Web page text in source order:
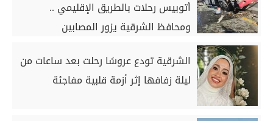
أتوبيس رحلات بالطريق الإقليمي ..
ومحافظ الشرقية يزور المصابين
الشرقية تودع عروسًا رحلت بعد ساعات من
ليلة زفافها إثر أزمة قلبية مفاجئة